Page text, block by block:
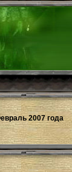
2007 года